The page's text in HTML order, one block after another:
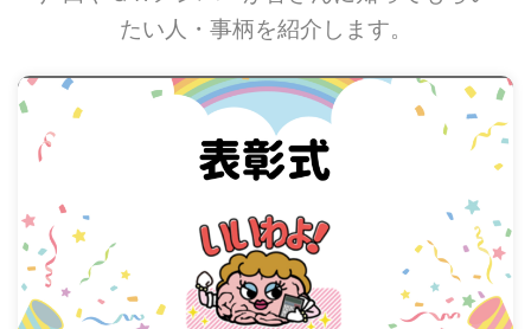
たい人・事柄を紹介します。